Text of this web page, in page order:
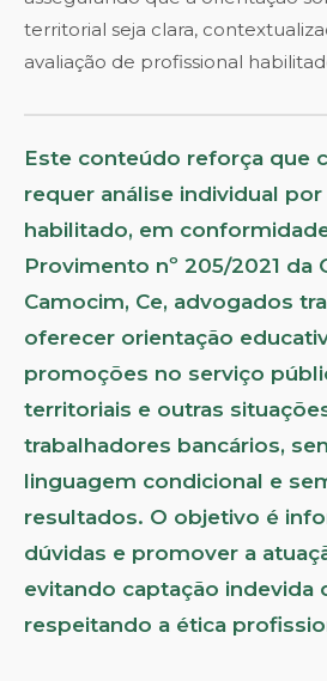
territorial seja clara,
avaliação de profissional
Este conteúdo reforça que
requer análise individual
habilitado, em
Provimento nº 205/2021 da
Camocim, Ce, advogados
oferecer orientação
promoções no serviço
territoriais e outras
trabalhadores bancários,
linguagem condicional e
resultados. O objetivo é
dúvidas e promover a
evitando captação indevida
respeitando a ética